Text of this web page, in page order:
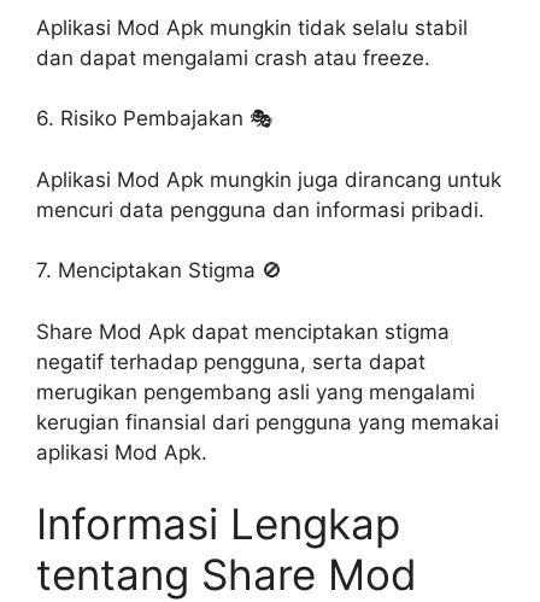
Aplikasi Mod Apk mungkin tidak selalu stabil
dan dapat mengalami crash atau freeze.
6. Risiko Pembajakan 🎭
Aplikasi Mod Apk mungkin juga dirancang untuk
mencuri data pengguna dan informasi pribadi.
7. Menciptakan Stigma 🚫
Share Mod Apk dapat menciptakan stigma
negatif terhadap pengguna, serta dapat
merugikan pengembang asli yang mengalami
kerugian finansial dari pengguna yang memakai
aplikasi Mod Apk.
Informasi Lengkap
tentang Share Mod